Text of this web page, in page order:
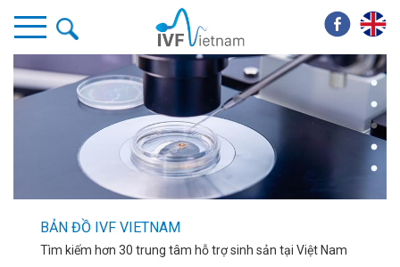
BẢN ĐỒ IVF VIETNAM
Tìm kiếm hơn 30 trung tâm hỗ trợ sinh sản tại Việt Nam